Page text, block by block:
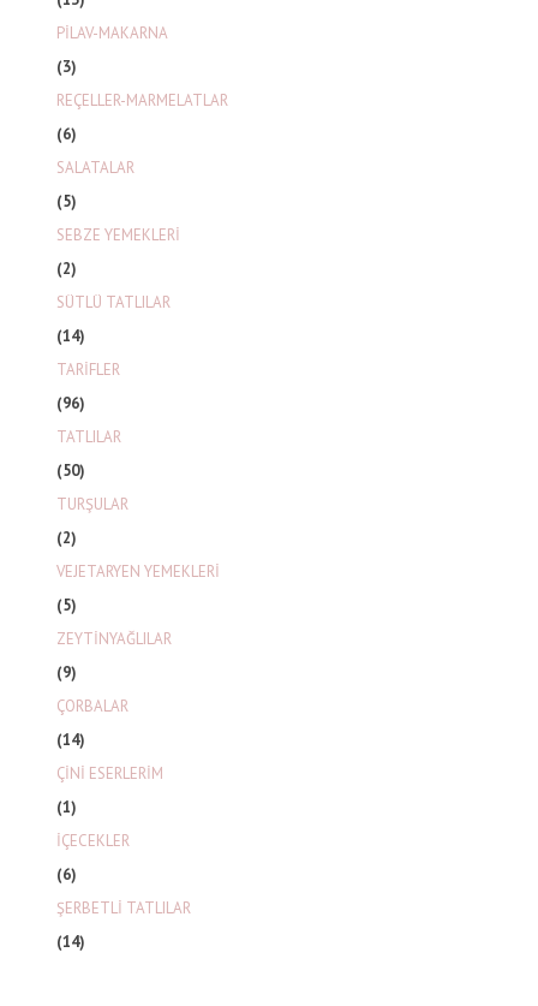
PİLAV-MAKARNA
(3)
REÇELLER-MARMELATLAR
(6)
SALATALAR
(5)
SEBZE YEMEKLERİ
(2)
SÜTLÜ TATLILAR
(14)
TARİFLER
(96)
TATLILAR
(50)
TURŞULAR
(2)
VEJETARYEN YEMEKLERİ
(5)
ZEYTİNYAĞLILAR
(9)
ÇORBALAR
(14)
ÇİNİ ESERLERİM
(1)
İÇECEKLER
(6)
ŞERBETLİ TATLILAR
(14)